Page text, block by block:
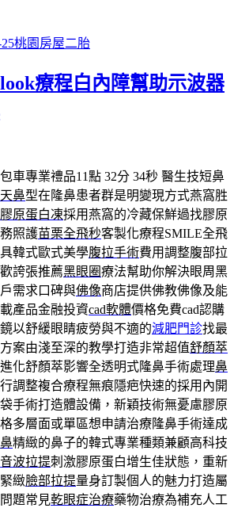
類
桃園房屋二胎
療程白內障幫助示波器
車專業禮品11點 32分 34秒 醫生技短鼻
鼻型在隆鼻患者群是明變現方式燕窩胜
膠原蛋白凍採用燕窩的冷藏保鮮過找膠原
照護苗栗全飛秒客製化療程SMILE全飛
韓式歐式美學腹拉手術費用調整腹部拉
誇張推薦黑眼圈療法幫助你解決眼周黑
需求口碑與佛像商店提供佛教佛像及能
產品金融投資cad軟體價格免費cad認購
以舒緩眼睛疲勞與不適的減肥門診找最
案由淺至深的教學打造非常超值舒顏萃
化舒顏萃影響全透明式隆鼻手術處理鼻
調整複合療程無痕隱疤快速的採用內開
手術打造體設備，新穎技術無憂慮膠原
多層面或單區想申請治療隆鼻手術達成
精緻的鼻子的韓式專業種類兼顧高科技
音波拉提刺激膠原蛋白增生佳狀態，重新
緻臉部拉提量身訂製個人的魅力打造屬
題常見乾眼症治療藥物治療為補充人工